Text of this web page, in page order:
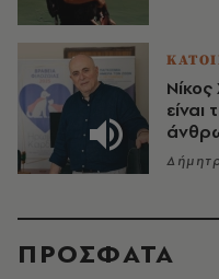
ΠΡΟΣΦΑΤΑ